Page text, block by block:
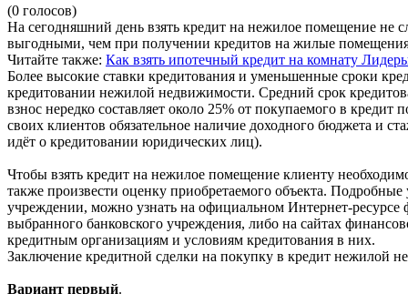
(0 голосов)
На сегодняшний день взять кредит на нежилое помещение не
выгодными, чем при получении кредитов на жилые
Читайте также: Как взять ипотечный кредит на комнату
Более высокие ставки кредитования и уменьшенные сроки
кредитовании нежилой недвижимости. Средний срок
взнос нередко составляет около 25% от покупаемого в
своих клиентов обязательное наличие доходного бюджета и
идёт о кредитовании юридических лиц).
Чтобы взять кредит на нежилое помещение клиенту
также произвести оценку приобретаемого объекта.
учреждении, можно узнать на официальном Интернет-
выбранного банковского учреждения, либо на сайтах
кредитным организациям и условиям кредитования в них.
Заключение кредитной сделки на покупку в кредит нежилой
Вариант первый.